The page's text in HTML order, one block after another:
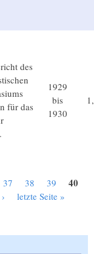
des
für das
1929
bis
1930
37 38 39 40
letzte Seite »